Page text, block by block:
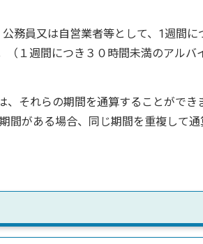
務員又は自営業者等として、1週間に
（１週間につき３０時間未満のアルバ
、それらの期間を通算することができ
間がある場合、同じ期間を重複して通